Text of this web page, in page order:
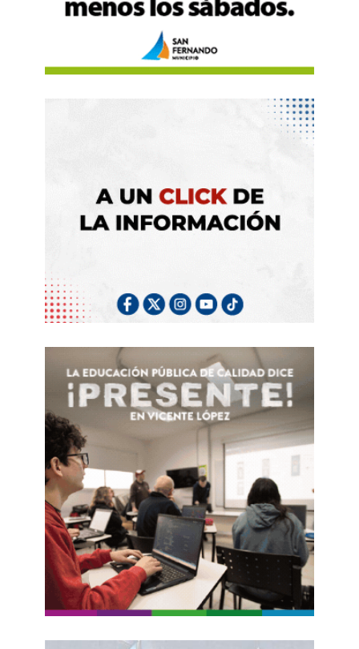
y los usuarios beneficiados serán, en principio,
50 mil. Se conectan cinco líneas de subte y otras
tantas estaciones de ferrocarril. En concreto,